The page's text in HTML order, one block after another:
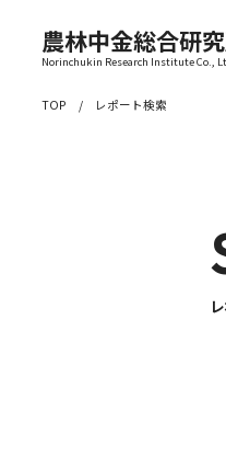
農林中金総合研
Norinchukin Research Institute Co.,
TOP レポート検索